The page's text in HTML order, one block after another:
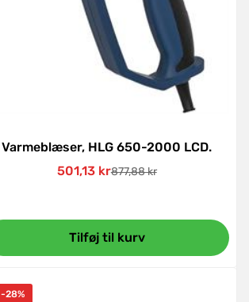
Varmeblæser, HLG 650-2000 LCD.
Udsalgspris
501,13 krNormal
877,88 kr
Tilføj til kurv
-28%